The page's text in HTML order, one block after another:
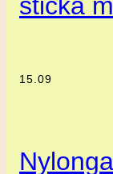
sticka
15.09